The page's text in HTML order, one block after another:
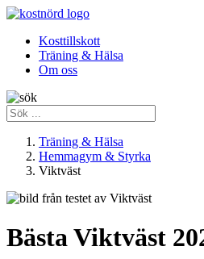
Kosttillskott
Träning & Hälsa
Om oss
Träning & Hälsa
Hemmagym & Styrka
Viktväst
Bästa Viktväst